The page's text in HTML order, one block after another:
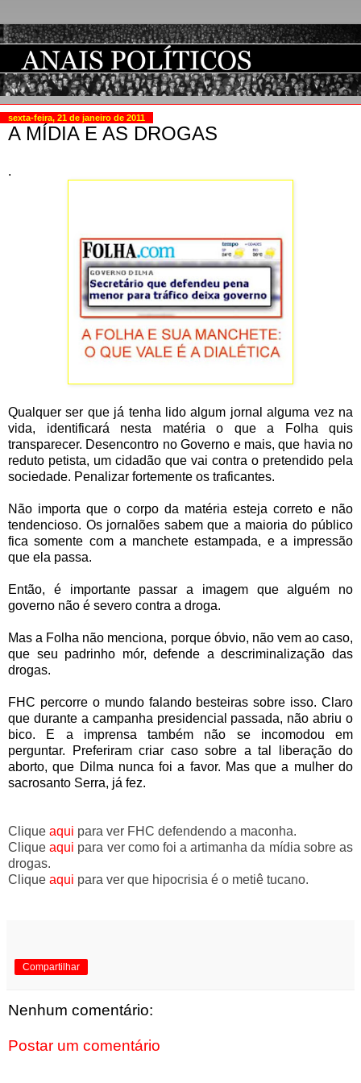
sexta-feira, 21 de janeiro de 2011
A MÍDIA E AS DROGAS
.
Qualquer ser que já tenha lido algum jornal alguma vez na
vida, identificará nesta matéria o que a Folha quis
transparecer. Desencontro no Governo e mais, que havia no
reduto petista, um cidadão que vai contra o pretendido pela
sociedade. Penalizar fortemente os traficantes.
Não importa que o corpo da matéria esteja correto e não
tendencioso. Os jornalões sabem que a maioria do público
fica somente com a manchete estampada, e a impressão
que ela passa.
Então, é importante passar a imagem que alguém no
governo não é severo contra a droga.
Mas a Folha não menciona, porque óbvio, não vem ao caso,
que seu padrinho mór, defende a descriminalização das
drogas.
FHC percorre o mundo falando besteiras sobre isso. Claro
que durante a campanha presidencial passada, não abriu o
bico. E a imprensa também não se incomodou em
perguntar. Preferiram criar caso sobre a tal liberação do
aborto, que Dilma nunca foi a favor. Mas que a mulher do
sacrosanto Serra, já fez.
Clique aqui para ver FHC defendendo a maconha.
Cliqueaqui para ver como foi a artimanha da mídia sobre as
drogas.
Clique aqui para ver que hipocrisia é o metiê tucano.
Compartilhar
Nenhum comentário:
Postar um comentário